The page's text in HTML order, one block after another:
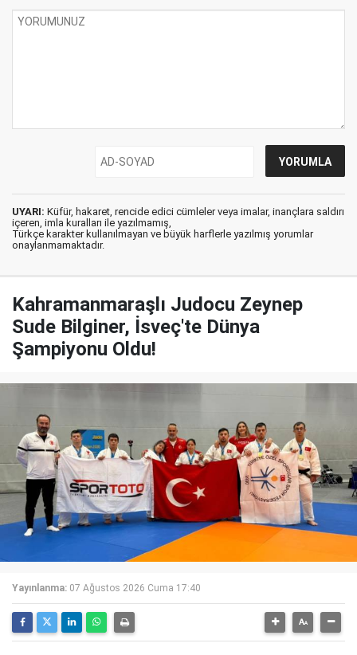
UYARI: Küfür, hakaret, rencide edici cümleler veya imalar, inançlara saldırı
içeren, imla kuralları ile yazılmamış,
Türkçe karakter kullanılmayan ve büyük harflerle yazılmış yorumlar
onaylanmamaktadır.
Kahramanmaraşlı Judocu Zeynep
Sude Bilginer, İsveç'te Dünya
Şampiyonu Oldu!
Yayınlanma: 07 Ağustos 2026 Cuma 17:40